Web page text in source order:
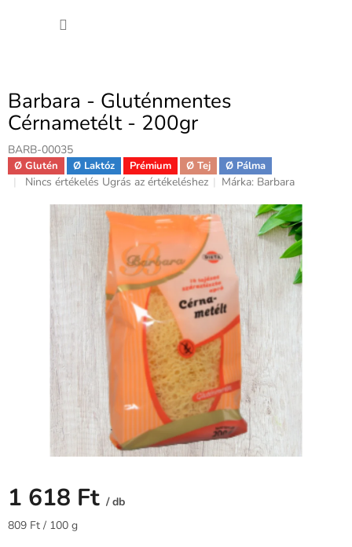
Barbara - Gluténmentes
Cérnametélt - 200gr
BARB-00035
Ø Glutén Ø Laktóz Prémium Ø Tej Ø Pálma
A
csillag.
Nincs értékelés Ugrás az értékeléshez Márka: Barbara
1 618 Ft / db
Egységár:
809 Ft / 100 g